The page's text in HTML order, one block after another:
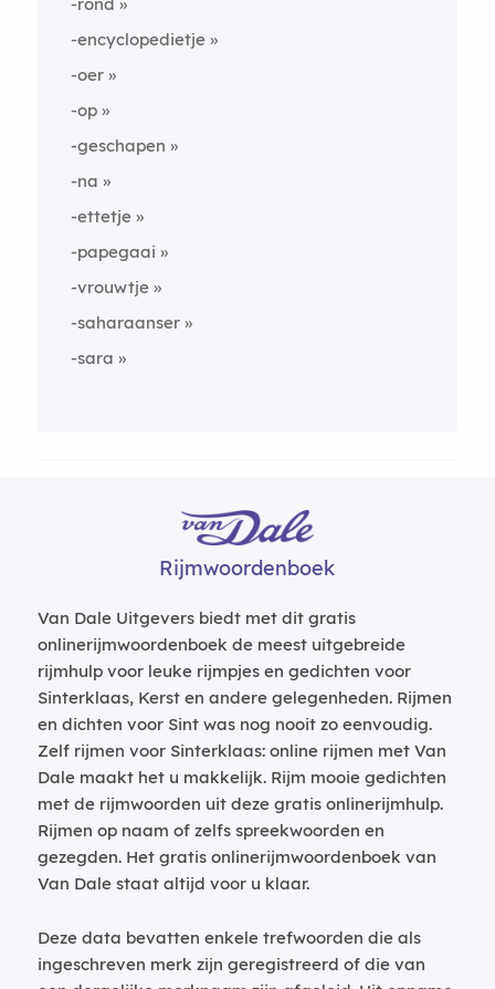
-encyclopedietje
-oer
-op
-geschapen
-na
-ettetje
-papegaai
-vrouwtje
-saharaanser
-sara
Rijmwoordenboek
Van Dale Uitgevers biedt met dit gratis
onlinerijmwoordenboek de meest uitgebreide
rijmhulp voor leuke rijmpjes en gedichten voor
Sinterklaas, Kerst en andere gelegenheden. Rijmen
en dichten voor Sint was nog nooit zo eenvoudig.
Zelf rijmen voor Sinterklaas: online rijmen met Van
Dale maakt het u makkelijk. Rijm mooie gedichten
met de rijmwoorden uit deze gratis onlinerijmhulp.
Rijmen op naam of zelfs spreekwoorden en
gezegden. Het gratis onlinerijmwoordenboek van
Van Dale staat altijd voor u klaar.
Deze data bevatten enkele trefwoorden die als
ingeschreven merk zijn geregistreerd of die van